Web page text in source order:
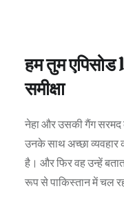
हम तुम
समीक्षा
नेहा और उसकी गैंग सरमद
उनके साथ अच्छा व्यवहार
है। और फिर वह उन्हें
रूप से पाकिस्तान में चल